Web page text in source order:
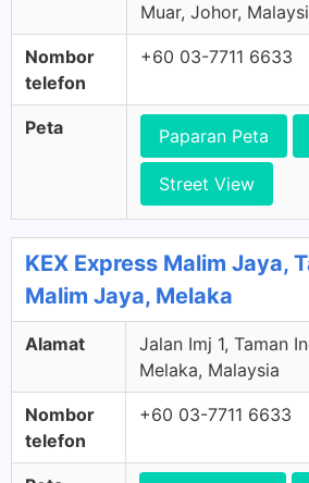
Muar, Johor,
Nombor
telefon
+60 03-7711 6633
Peta Paparan Peta
Street View
KEX Express Malim Jaya,
Malim Jaya, Melaka
Alamat
Jalan Imj 1, Taman
Melaka, Malaysia
Nombor
telefon
+60 03-7711 6633